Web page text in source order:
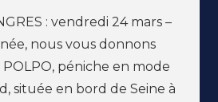
: vendredi 24 mars –
nous vous donnons
péniche en mode
située en bord de Seine à